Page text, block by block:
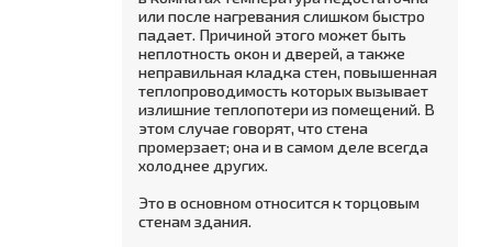
или после нагревания слишком быстро
падает. Причиной этого может быть
неплотность окон и дверей, а также
неправильная кладка стен, повышенная
теплопроводимость которых вызывает
излишние теплопотери из помещений. В
этом случае говорят, что стена
промерзает; она и в самом деле всегда
холоднее других.
Это в основном относится к торцовым
стенам здания.